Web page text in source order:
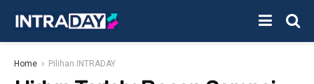
Home Pilihan INTRADAY